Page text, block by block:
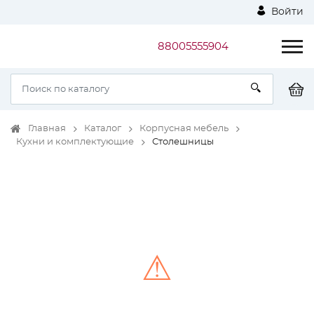
Войти
88005555904
Главная Каталог
Корпусная мебель
Кухни и комплектующие
Столешницы
⚠